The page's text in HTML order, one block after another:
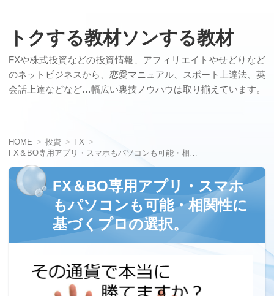
トクする教材ソンする教材
FXや株式投資などの投資情報、アフィリエイトやせどりなど
のネットビジネスから、恋愛マニュアル、スポート上達法、英
会話上達などなど…幅広い裏技ノウハウは取り揃えています。
HOME 投資
FX
FX＆BO専用アプリ・スマホもパソコンも可能・相関性に基づくプロの選択。
FX＆BO専用アプリ・スマホ
もパソコンも可能・相関性に
基づくプロの選択。